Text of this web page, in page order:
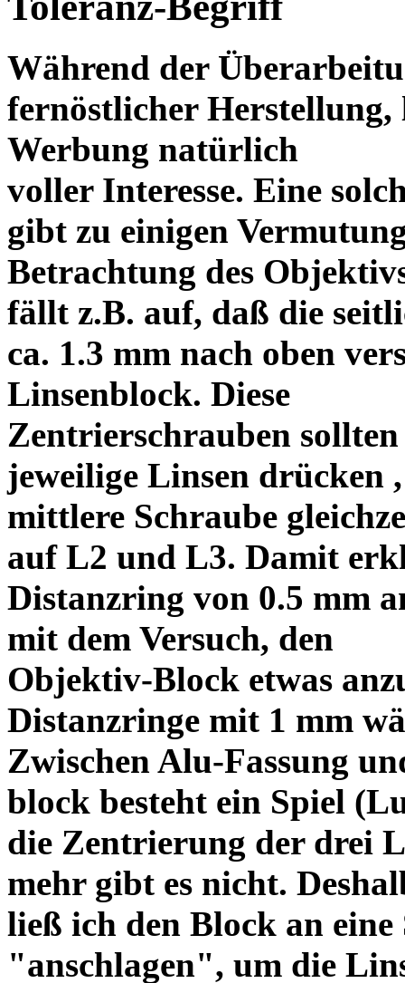
Während der
fernöstlicher Herstellung,
Werbung natürlich
voller Interesse. Eine
gibt zu einigen
Betrachtung des
fällt z.B. auf, daß die
ca. 1.3 mm nach oben
Linsenblock. Diese
Zentrierschrauben
jeweilige Linsen drücken
mittlere Schraube
auf L2 und L3. Damit
Distanzring von 0.5 mm
mit dem Versuch, den
Objektiv-Block etwas
Distanzringe mit 1 mm
Zwischen Alu-Fassung
block besteht ein Spiel
die Zentrierung der drei
mehr gibt es nicht.
ließ ich den Block an eine
"anschlagen", um die